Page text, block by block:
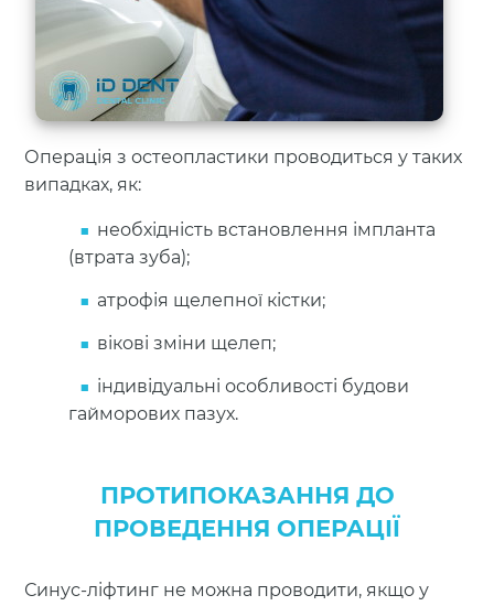
Операція з остеопластики проводиться у таких
випадках, як:
необхідність встановлення імпланта
(втрата зуба);
атрофія щелепної кістки;
вікові зміни щелеп;
індивідуальні особливості будови
гайморових пазух.
ПРОТИПОКАЗАННЯ ДО
ПРОВЕДЕННЯ ОПЕРАЦІЇ
Синус-ліфтинг не можна проводити, якщо у